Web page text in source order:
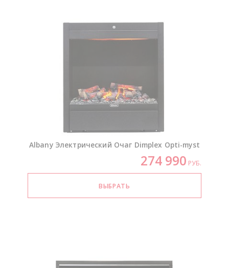
Albany Электрический Очаг Dimplex Opti-myst
274 990 РУБ.